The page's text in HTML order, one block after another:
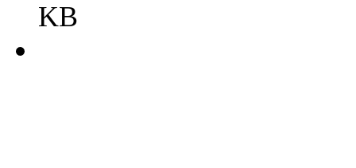
KB